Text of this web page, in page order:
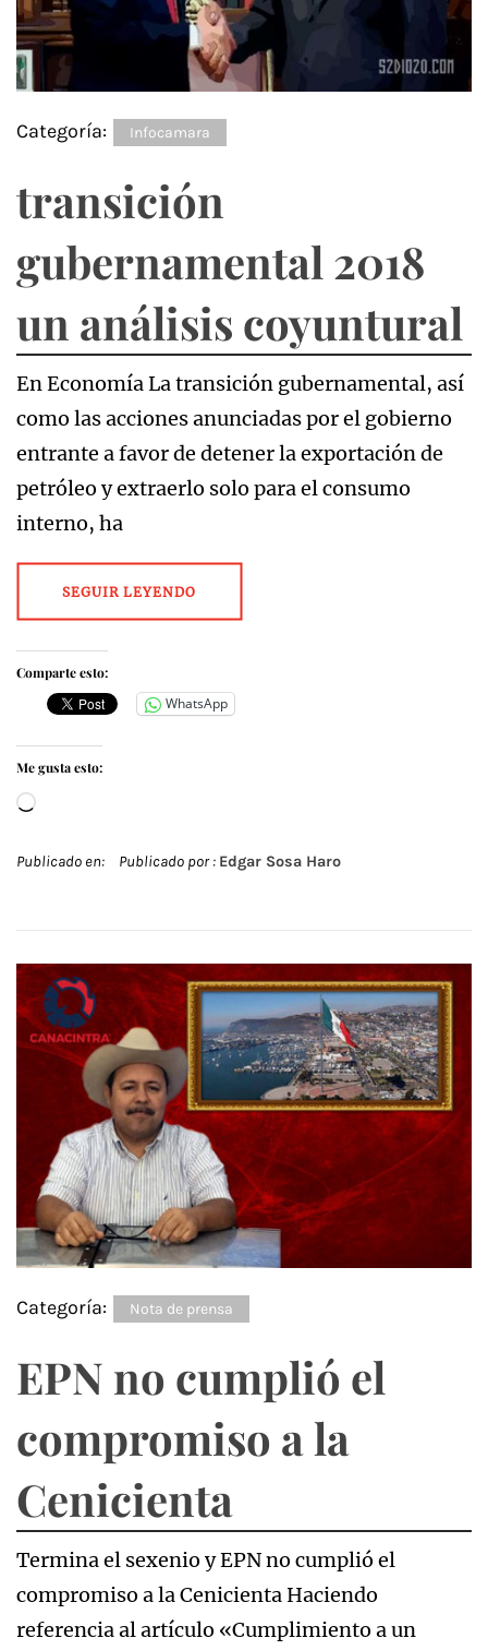
Categoría: Infocamara
transición
gubernamental 2018
un análisis coyuntural
En Economía La transición gubernamental, así
como las acciones anunciadas por el gobierno
entrante a favor de detener la exportación de
petróleo y extraerlo solo para el consumo
interno, ha
SEGUIR LEYENDO
Comparte esto:
WhatsApp
Me gusta esto:
Cargando...
Publicado en: Publicado por : Edgar Sosa Haro
Categoría: Nota de prensa
EPN no cumplió el
compromiso a la
Cenicienta
Termina el sexenio y EPN no cumplió el
compromiso a la Cenicienta Haciendo
referencia al artículo «Cumplimiento a un